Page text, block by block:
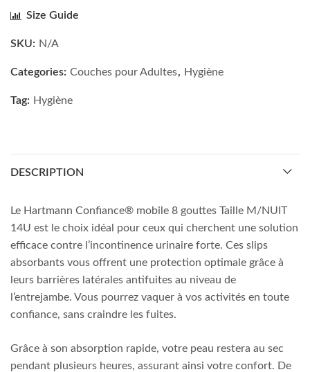
Size Guide
SKU: N/A
Categories: Couches pour Adultes, Hygiène
Tag: Hygiène
DESCRIPTION
Le Hartmann Confiance® mobile 8 gouttes Taille M/NUIT
14U est le choix idéal pour ceux qui cherchent une solution
efficace contre l’incontinence urinaire forte. Ces slips
absorbants vous offrent une protection optimale grâce à
leurs barrières latérales antifuites au niveau de
l’entrejambe. Vous pourrez vaquer à vos activités en toute
confiance, sans craindre les fuites.
Grâce à son absorption rapide, votre peau restera au sec
pendant plusieurs heures, assurant ainsi votre confort. De